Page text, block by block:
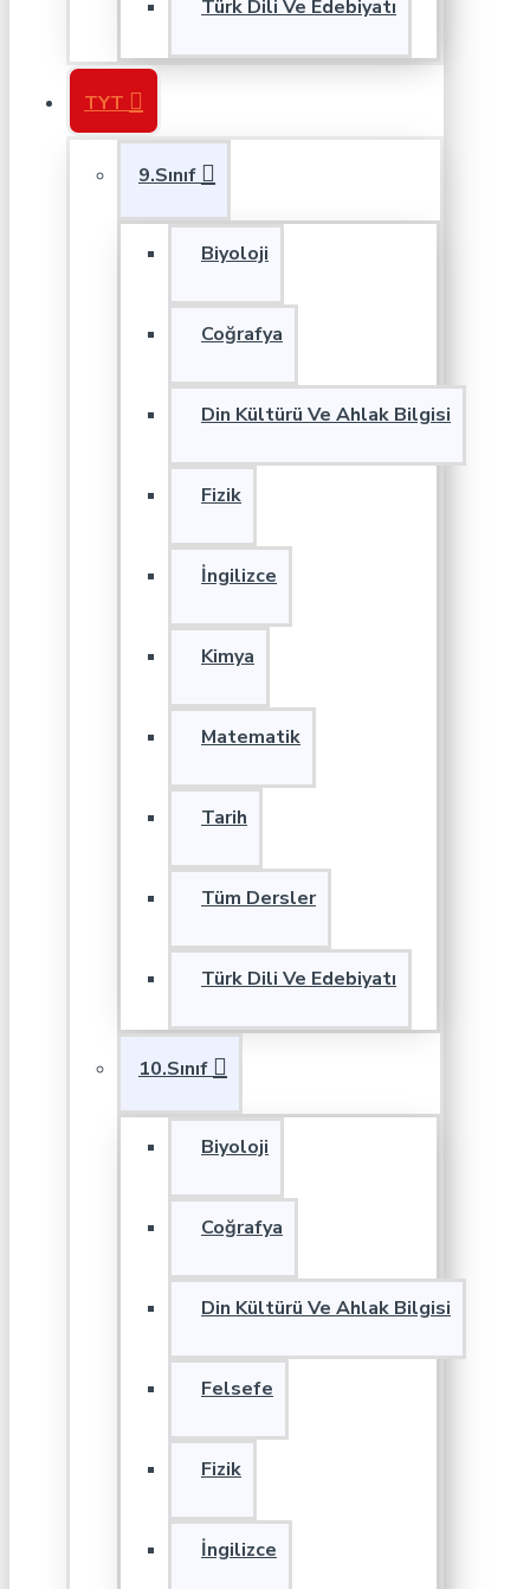
Türk Dili Ve Edebiyatı
TYT
9.Sınıf
Biyoloji
Coğrafya
Din Kültürü Ve Ahlak Bilgisi
Fizik
İngilizce
Kimya
Matematik
Tarih
Tüm Dersler
Türk Dili Ve Edebiyatı
10.Sınıf
Biyoloji
Coğrafya
Din Kültürü Ve Ahlak Bilgisi
Felsefe
Fizik
İngilizce